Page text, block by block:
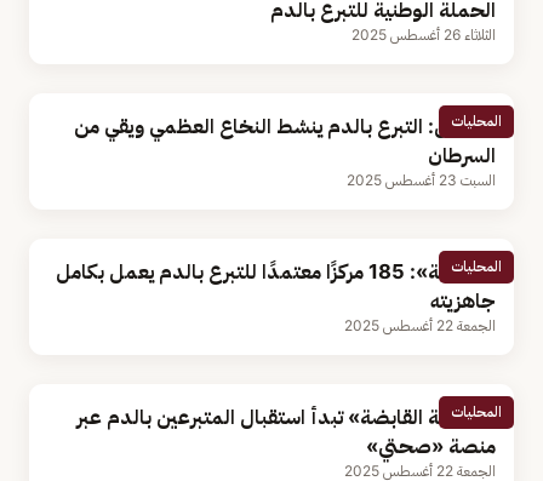
الحملة الوطنية للتبرع بالدم
الثلاثاء 26 أغسطس 2025
المحليات
مسؤول: التبرع بالدم ينشط النخاع العظمي ويقي من
السرطان
السبت 23 أغسطس 2025
المحليات
«الصحة»: 185 مركزًا معتمدًا للتبرع بالدم يعمل بكامل
جاهزيته
الجمعة 22 أغسطس 2025
المحليات
«الصحة القابضة» تبدأ استقبال المتبرعين بالدم عبر
منصة «صحتي»
الجمعة 22 أغسطس 2025